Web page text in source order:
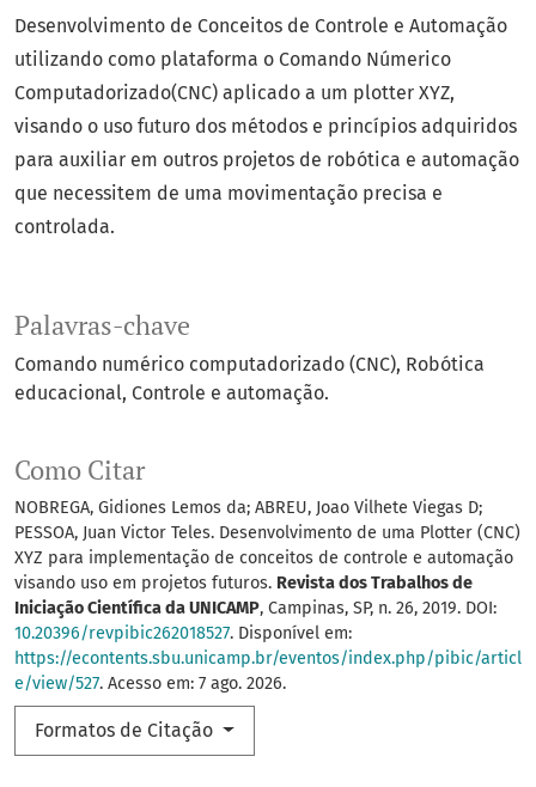
Palavras-chave
Comando numérico computadorizado (CNC) Robótica
educacional Controle e automação.
Como Citar
NOBREGA, Gidiones Lemos da; ABREU, Joao Vilhete Viegas D;
PESSOA, Juan Victor Teles. Desenvolvimento de uma Plotter (CNC)
XYZ para implementação de conceitos de controle e automação
visando uso em projetos futuros. Revista dos Trabalhos de
Iniciação Científica da UNICAMP, Campinas, SP, n. 26, 2019. DOI:
10.20396/revpibic262018527. Disponível em:
https://econtents.sbu.unicamp.br/eventos/index.php/pibic/articl
e/view/527. Acesso em: 7 ago. 2026.
Formatos de Citação
Desenvolvimento de Conceitos de Controle e Automação
utilizando como plataforma o Comando Númerico
Computadorizado(CNC) aplicado a um plotter XYZ,
visando o uso futuro dos métodos e princípios adquiridos
para auxiliar em outros projetos de robótica e automação
que necessitem de uma movimentação precisa e
controlada.